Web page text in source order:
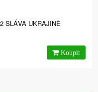
SLÁVA UKRAJINĚ